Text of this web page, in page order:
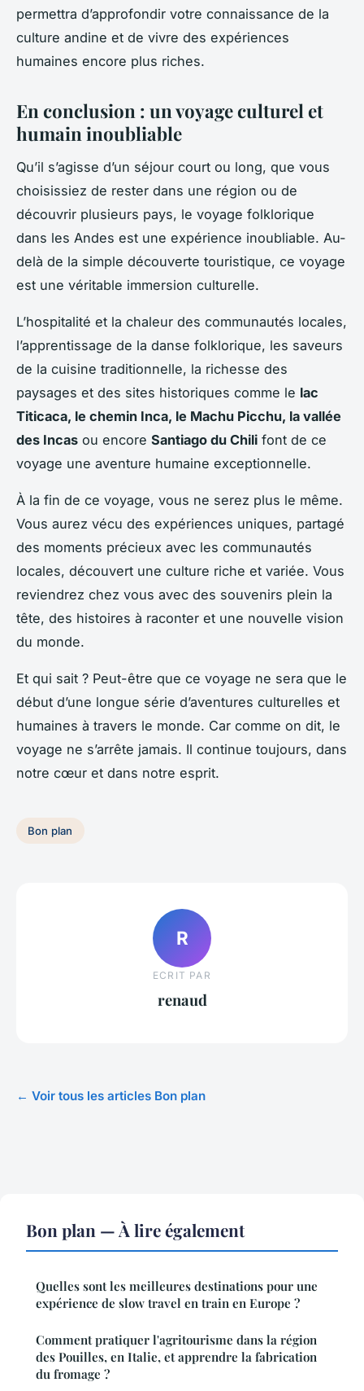
permettra d’approfondir votre connaissance de la
culture andine et de vivre des expériences
humaines encore plus riches.
En conclusion : un voyage culturel et
humain inoubliable
Qu’il s’agisse d’un séjour court ou long, que vous
choisissiez de rester dans une région ou de
découvrir plusieurs pays, le voyage folklorique
dans les Andes est une expérience inoubliable. Au-
delà de la simple découverte touristique, ce voyage
est une véritable immersion culturelle.
L’hospitalité et la chaleur des communautés locales,
l’apprentissage de la danse folklorique, les saveurs
de la cuisine traditionnelle, la richesse des
paysages et des sites historiques comme le lac
Titicaca, le chemin Inca, le Machu Picchu, la vallée
des Incas ou encore Santiago du Chili font de ce
voyage une aventure humaine exceptionnelle.
À la fin de ce voyage, vous ne serez plus le même.
Vous aurez vécu des expériences uniques, partagé
des moments précieux avec les communautés
locales, découvert une culture riche et variée. Vous
reviendrez chez vous avec des souvenirs plein la
tête, des histoires à raconter et une nouvelle vision
du monde.
Et qui sait ? Peut-être que ce voyage ne sera que le
début d’une longue série d’aventures culturelles et
humaines à travers le monde. Car comme on dit, le
voyage ne s’arrête jamais. Il continue toujours, dans
notre cœur et dans notre esprit.
Bon plan
R
ECRIT PAR
renaud
← Voir tous les articles Bon plan
Bon plan — À lire également
Quelles sont les meilleures destinations pour une
expérience de slow travel en train en Europe ?
Comment pratiquer l'agritourisme dans la région
des Pouilles, en Italie, et apprendre la fabrication
du fromage ?